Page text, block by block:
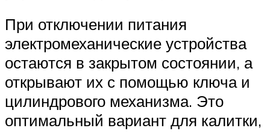
При отключении питания
электромеханические устройства
остаются в закрытом состоянии, а
открывают их с помощью ключа и
цилиндрового механизма. Это
оптимальный вариант для калитки,